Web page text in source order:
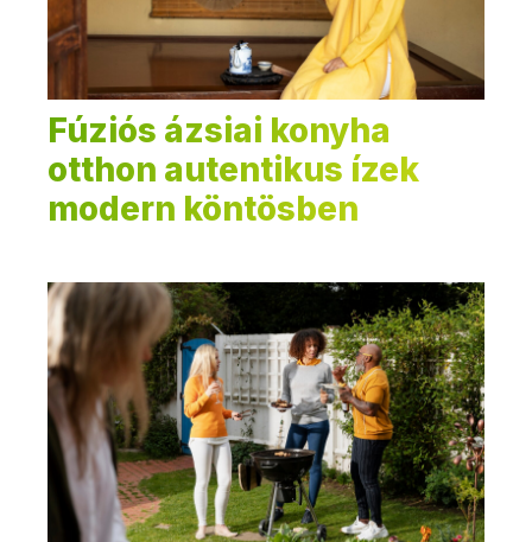
Fúziós ázsiai konyha
otthon autentikus ízek
modern köntösben